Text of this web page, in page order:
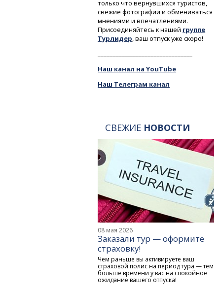
только что вернувшихся туристов,
свежие фотографии и обмениваться
мнениями и впечатлениями.
Присоединяйтесь к нашей группе
Турлидер, ваш отпуск уже скоро!
Наш канал на YouTube
Наш Телеграм канал
СВЕЖИЕ НОВОСТИ
08 мая 2026
Заказали тур — оформите
страховку!
Чем раньше вы активируете ваш
страховой полис на период тура — тем
больше времени у вас на спокойное
ожидание вашего отпуска!